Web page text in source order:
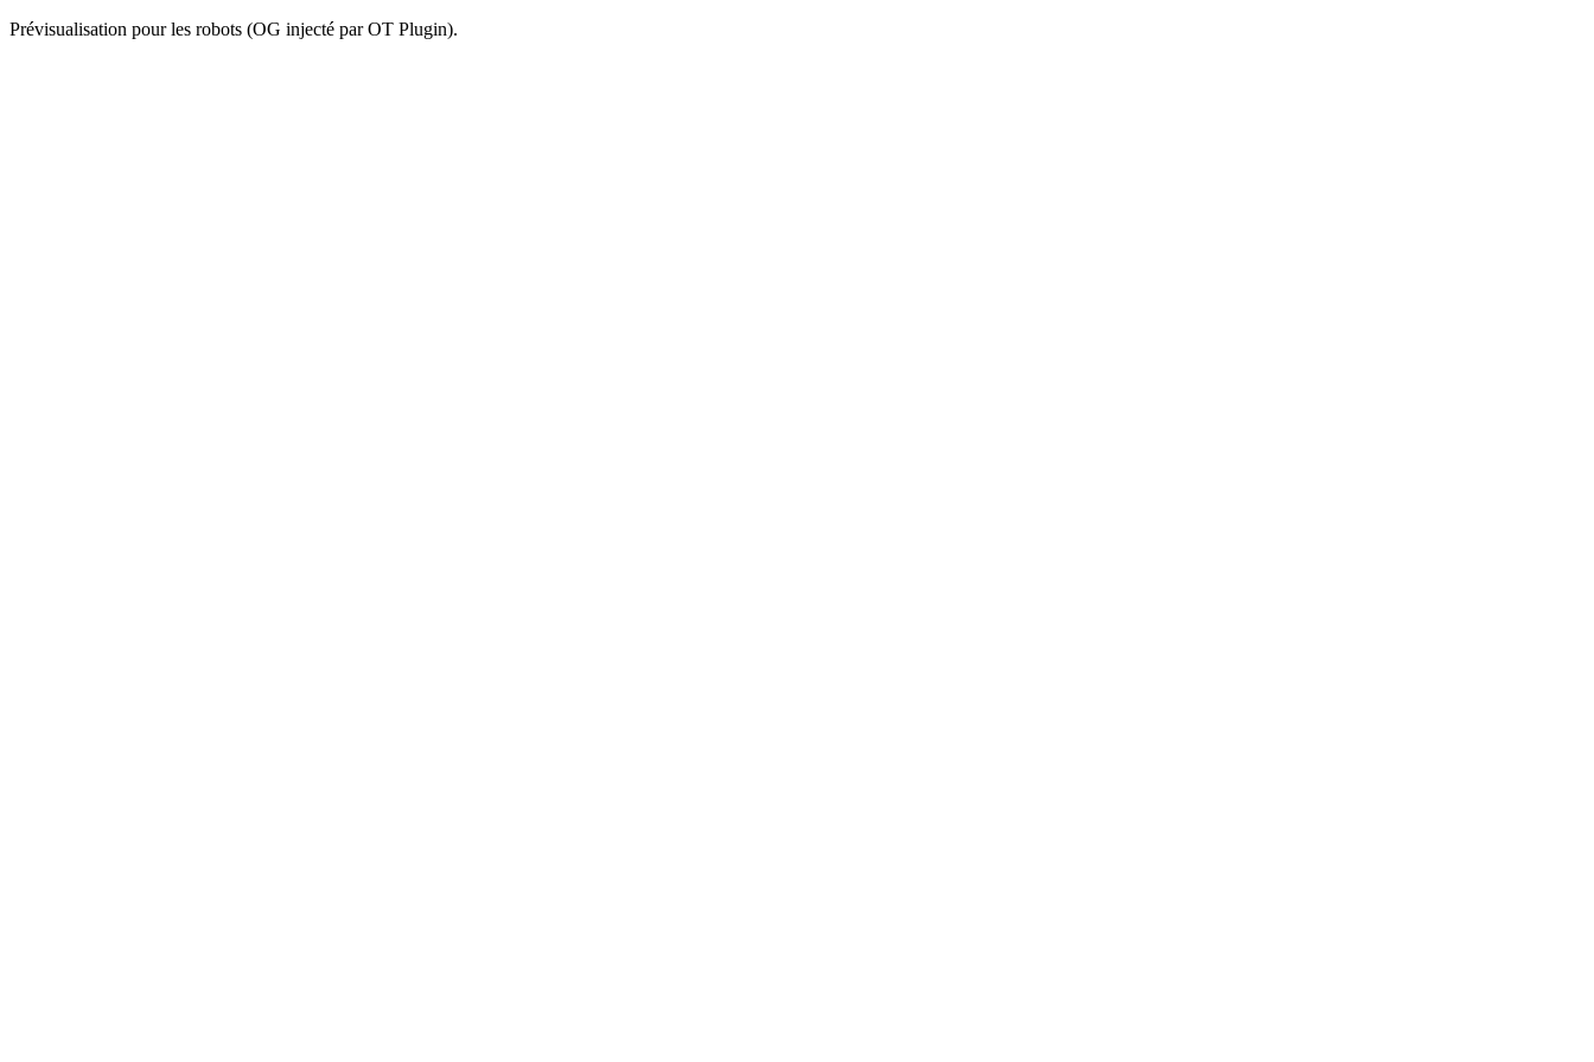
Prévisualisation pour les robots (OG injecté par OT Plugin).